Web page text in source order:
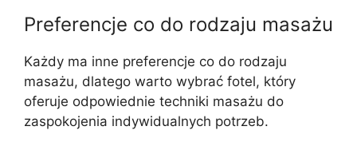
Preferencje co do rodzaju masażu
Każdy ma inne preferencje co do rodzaju
masażu, dlatego warto wybrać fotel, który
oferuje odpowiednie techniki masażu do
zaspokojenia indywidualnych potrzeb.